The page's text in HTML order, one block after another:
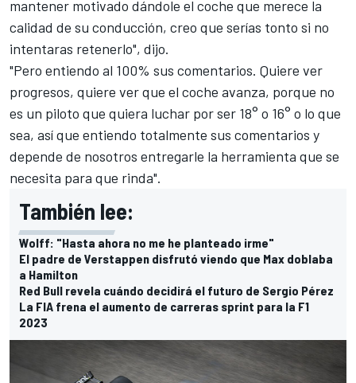
mantener motivado dándole el coche que merece la
calidad de su conducción, creo que serías tonto si no
intentaras retenerlo", dijo.
"Pero entiendo al 100% sus comentarios. Quiere ver
progresos, quiere ver que el coche avanza, porque no
es un piloto que quiera luchar por ser 18° o 16° o lo que
sea, así que entiendo totalmente sus comentarios y
depende de nosotros entregarle la herramienta que se
necesita para que rinda".
También lee:
Wolff: "Hasta ahora no me he planteado irme"
El padre de Verstappen disfrutó viendo que Max doblaba
a Hamilton
Red Bull revela cuándo decidirá el futuro de Sergio Pérez
La FIA frena el aumento de carreras sprint para la F1
2023